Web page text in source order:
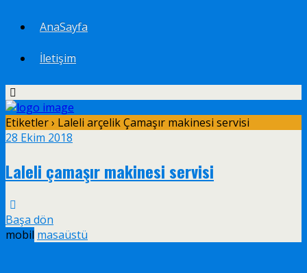
AnaSayfa
İletişim
Etiketler › Laleli arçelik Çamaşır makinesi servisi
28 Ekim 2018
Laleli çamaşır makinesi servisi
Başa dön
mobil masaüstü